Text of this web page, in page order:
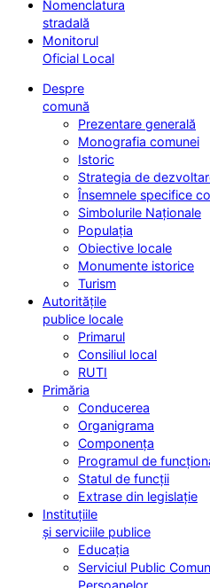
Nomenclatura
stradală
Monitorul
Oficial Local
Despre
comună
Prezentare generală
Monografia comunei
Istoric
Strategia de
Însemnele specifice
Simbolurile Naționale
Populația
Obiective locale
Monumente istorice
Turism
Autoritățile
publice locale
Primarul
Consiliul local
RUTI
Primăria
Conducerea
Organigrama
Componența
Programul de
Statul de funcții
Extrase din legislație
Instituțiile
și serviciile publice
Educația
Serviciul Public